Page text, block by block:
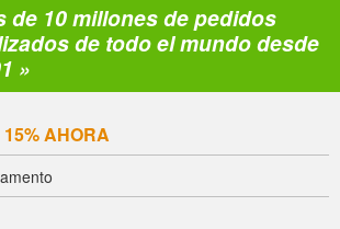
de 10 millones de pedidos
de todo el mundo desde
»
AHORA